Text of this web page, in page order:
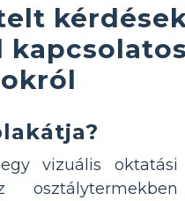
vizuális oktatási